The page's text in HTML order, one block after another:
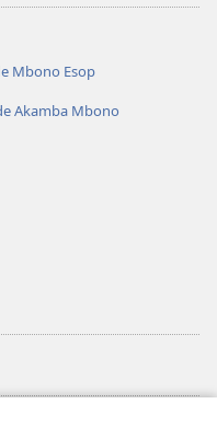
Mbono Esop
Akamba Mbono